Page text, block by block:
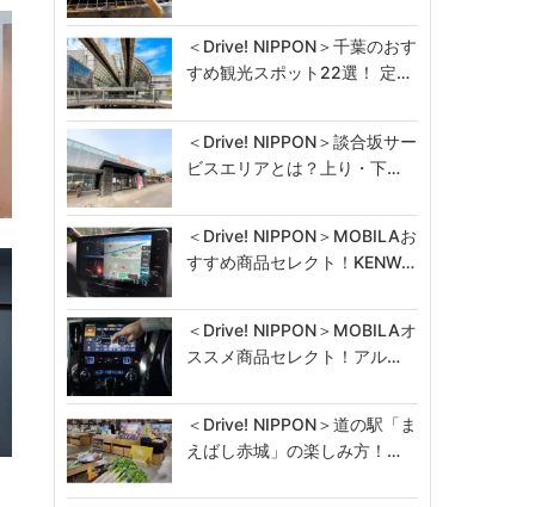
＜Drive! NIPPON＞千葉のおす
すめ観光スポット22選！ 定…
＜Drive! NIPPON＞談合坂サー
ビスエリアとは？上り・下…
＜Drive! NIPPON＞MOBILAお
すすめ商品セレクト！KENW…
＜Drive! NIPPON＞MOBILAオ
ススメ商品セレクト！アル…
＜Drive! NIPPON＞道の駅「ま
えばし赤城」の楽しみ方！…